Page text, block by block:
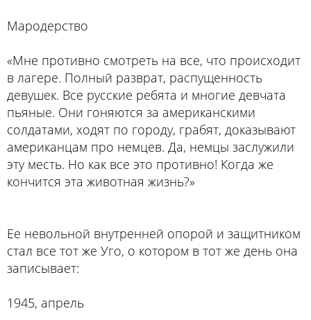
Мародерство
«Мне противно смотреть на все, что происходит
в лагере. Полный разврат, распущенность
девушек. Все русские ребята и многие девчата
пьяные. Они гоняются за американскими
солдатами, ходят по городу, грабят, доказывают
американцам про немцев. Да, немцы заслужили
эту месть. Но как все это противно! Когда же
кончится эта животная жизнь?»
Ее невольной внутренней опорой и защитником
стал все тот же Уго, о котором в тот же день она
записывает:
1945, апрель